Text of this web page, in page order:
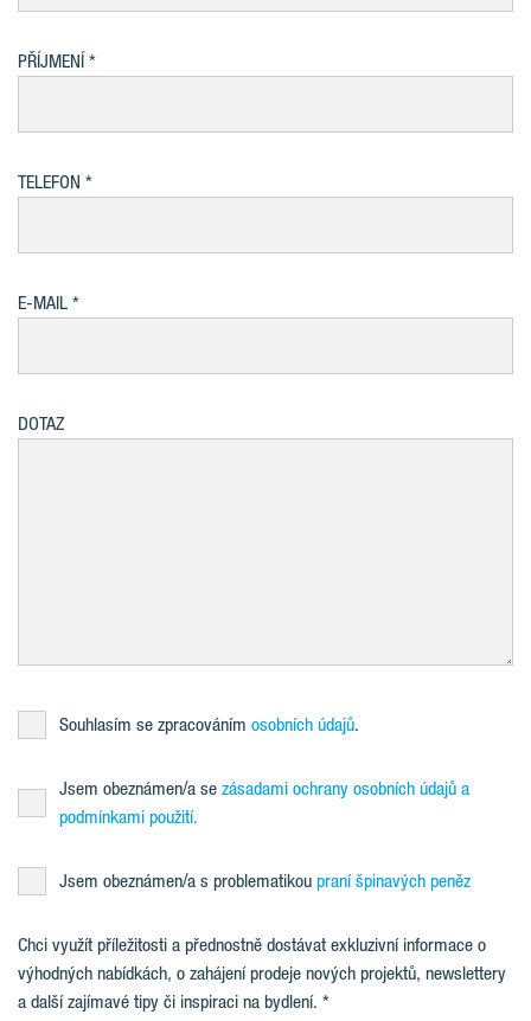
PŘÍJMENÍ
TELEFON
E-MAIL
DOTAZ
Souhlasím se zpracováním osobních údajů.
Jsem obeznámen/a se zásadami ochrany osobních údajů a
podmínkami použití.
Jsem obeznámen/a s problematikou praní špinavých peněz
Chci využít příležitosti a přednostně dostávat exkluzivní informace o
výhodných nabídkách, o zahájení prodeje nových projektů, newslettery
a další zajímavé tipy či inspiraci na bydlení.